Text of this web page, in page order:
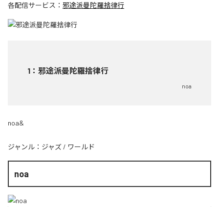
各配信サービス： 邪途派曼陀羅捨律行
1 ： 邪途派曼陀羅捨律行
noa
noa&
ジャンル： ジャズ / ワールド
noa